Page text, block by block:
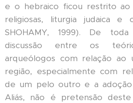
e o hebraico ficou restrito ao
religiosas, liturgia judaica e
SHOHAMY, 1999). De
discussão entre os
arqueólogos com relação ao
região, especialmente com
de um pelo outro e a
Aliás, não é pretensão